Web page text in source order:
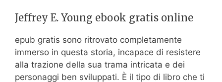
Jeffrey E. Young ebook gratis online
epub gratis sono ritrovato completamente
immerso in questa storia, incapace di resistere
alla trazione della sua trama intricata e dei
personaggi ben sviluppati. È il tipo di libro che ti